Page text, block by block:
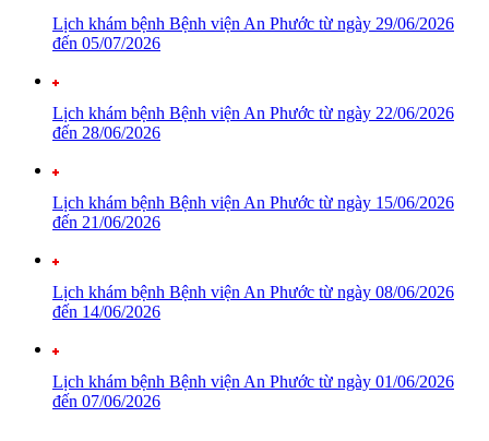
Lịch khám bệnh Bệnh viện An Phước từ ngày 29/06/2026
đến 05/07/2026
Lịch khám bệnh Bệnh viện An Phước từ ngày 22/06/2026
đến 28/06/2026
Lịch khám bệnh Bệnh viện An Phước từ ngày 15/06/2026
đến 21/06/2026
Lịch khám bệnh Bệnh viện An Phước từ ngày 08/06/2026
đến 14/06/2026
Lịch khám bệnh Bệnh viện An Phước từ ngày 01/06/2026
đến 07/06/2026